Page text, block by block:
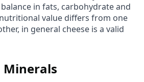
in fats, carbohydrate and
value differs from one
in general cheese is a valid